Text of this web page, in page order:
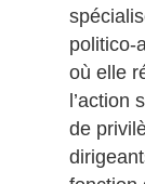
politico-
où elle
l’action
de